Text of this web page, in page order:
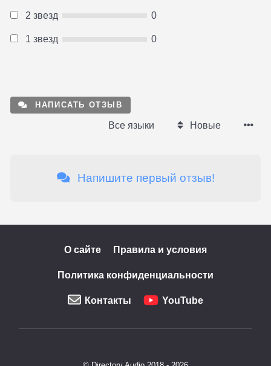
2 звезд 0
1 звезд 0
НАПИСАТЬ ОТЗЫВ
Все языки Новые
Напишите первый отзыв!
О сайте Правила и условия
Политика конфиденциальности
Контакты YouTube